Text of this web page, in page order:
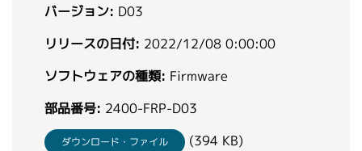
韓国語
繁體中文
バージョン: D03
リリースの日付: 2022/12/08 0:00:00
ソフトウェアの種類: Firmware
部品番号: 2400-FRP-D03
ダウンロード・ファイル
(394 KB)